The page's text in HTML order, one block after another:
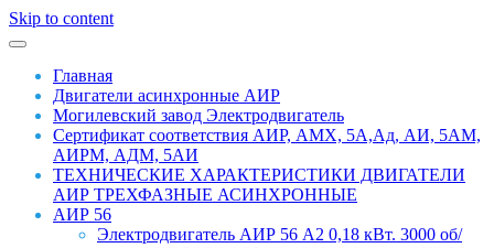
Skip to content
Главная
Двигатели асинхронные АИР
Могилевский завод Электродвигатель
Сертификат соответствия АИР, АМХ, 5А,Ад, АИ, 5АМ,
АИРМ, АДМ, 5АИ
ТЕХНИЧЕСКИЕ ХАРАКТЕРИСТИКИ ДВИГАТЕЛИ
АИР ТРЕХФАЗНЫЕ АСИНХРОННЫЕ
АИР 56
Электродвигатель АИР 56 А2 0,18 кВт. 3000 об/